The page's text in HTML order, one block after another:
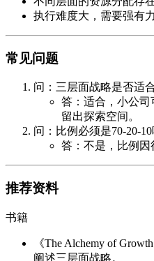
执行难度大，需要强有
常见问题
问：三层面战略是否适
答：适合，小公
留出探索空间。
问：比例必须是70-20-10
答：不是，比例因
推荐资料
书籍
《The Alchemy of
阐述三层面战略。